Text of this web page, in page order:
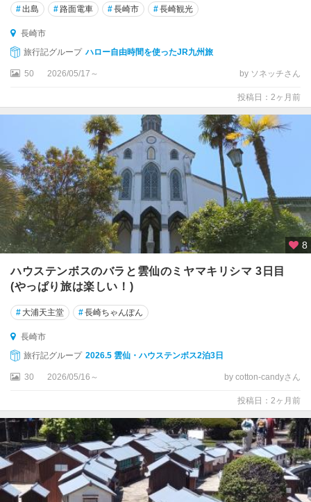
#出島 #路面電車 #長崎市 #長崎観光
長崎市
旅行記グループ ハロー自由時間を使ったJR九州旅
50 2026/05/17～ by ソネッチさん
投稿日：2ヶ月前
8
ハウステンボスのバラと雲仙のミヤマキリシマ 3日目
(やっぱり旅は楽しい！)
# 大浦天主堂 #長崎ちゃんぽん
長崎市
旅行記グループ 2026.5 雲仙・ハウステンボス2泊3日
30 2026/05/16～ by cotton-candyさん
投稿日：2ヶ月前